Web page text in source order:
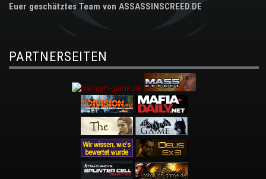
Euer geschätztes Team von ASSASSINSCREED.DE
PARTNERSEITEN